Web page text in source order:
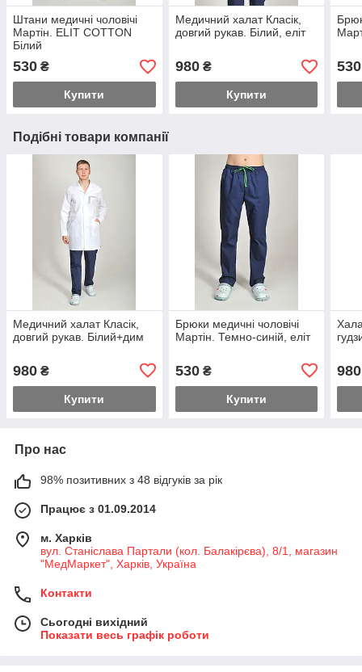
Штани медичні чоловічі
Мартін. ELIT COTTON
Білий
530 ₴
Купити
Медичний халат Класік,
довгий рукав. Білий, еліт
980₴
Купити
530
Подібні товари компанії
Медичний халат Класік,
довгий рукав. Білий+дим
980 ₴
Купити
Брюки медичні чоловічі
Мартін. Темно-синій, еліт
530₴
Купити
980
Про нас
98% позитивних з 48 відгуків за рік
Працює з 01.09.2014
м. Харків
вул. Станіслава Партали (кол. Балакірєва), 8/1, магазин
"МедМаркет", Харків, Україна
Контакти
Сьогодні вихідний
Показати весь графік роботи